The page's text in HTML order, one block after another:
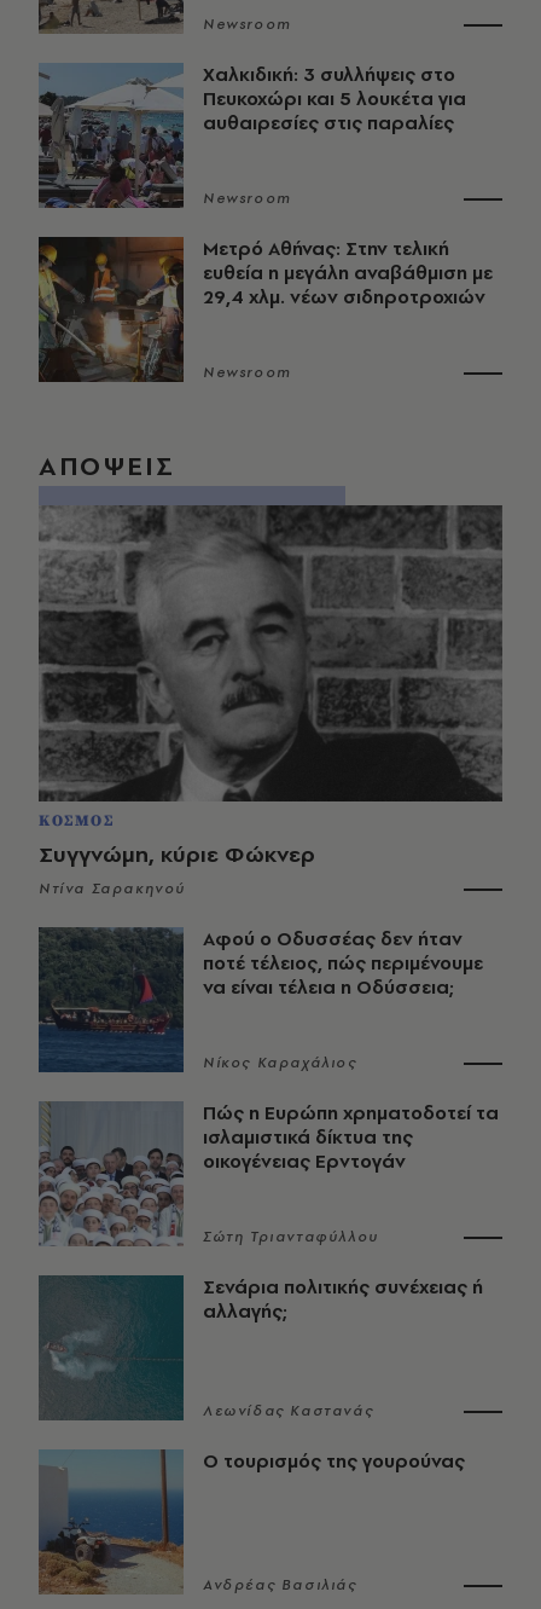
Newsroom
Χαλκιδική: 3 συλλήψεις στο
Πευκοχώρι και 5 λουκέτα για
αυθαιρεσίες στις παραλίες
Newsroom
Μετρό Αθήνας: Στην τελική
ευθεία η μεγάλη αναβάθμιση με
29,4 χλμ. νέων σιδηροτροχιών
Newsroom
ΑΠΟΨΕΙΣ
ΚΟΣΜΟΣ
Συγγνώμη, κύριε Φώκνερ
Ντίνα Σαρακηνού
Αφού ο Οδυσσέας δεν ήταν
ποτέ τέλειος, πώς περιμένουμε
να είναι τέλεια η Οδύσσεια;
Νίκος Καραχάλιος
Πώς η Ευρώπη χρηματοδοτεί τα
ισλαμιστικά δίκτυα της
οικογένειας Ερντογάν
Σώτη Τριανταφύλλου
Σενάρια πολιτικής συνέχειας ή
αλλαγής;
Λεωνίδας Καστανάς
Ο τουρισμός της γουρούνας
Ανδρέας Βασιλιάς